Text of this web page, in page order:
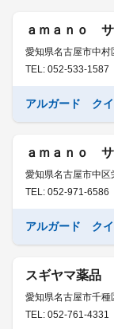
ａｍａｎｏ
愛知県名古屋市中村
TEL: 052-533-1587
アルガード ク
ａｍａｎｏ
愛知県名古屋市中区
TEL: 052-971-6586
アルガード ク
スギヤマ薬品
愛知県名古屋市千種
TEL: 052-761-4331